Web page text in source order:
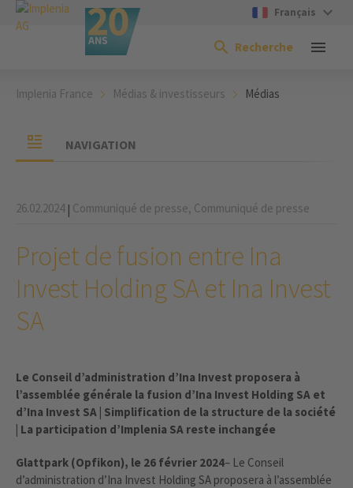
Français
Recherche
Implenia France Médias & investisseurs Médias
NAVIGATION
26.02.2024| Communiqué de presse, Communiqué de presse
Projet de fusion entre Ina
Invest Holding SA et Ina Invest
SA
Le Conseil d’administration d’Ina Invest proposera à
l’assemblée générale la fusion d’Ina Invest Holding SA et
d’Ina Invest SA | Simplification de la structure de la société
| La participation d’Implenia SA reste inchangée
Glattpark (Opfikon), le 26 février 2024– Le Conseil
d’administration d’Ina Invest Holding SA proposera à l’assemblée